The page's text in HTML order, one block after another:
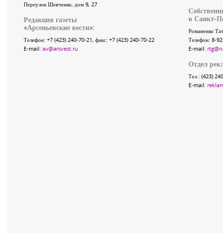
Переулок Шевченко, дом 9, 27
Редакция газеты
«Арсеньевские вести»:
Телефон: +7 (423) 240-70-21, факс: +7 (423) 240-70-22
E-mail: av@arsvest.ru
в Санкт-
Романенко
Телефон: 8-
E-mail:
Отдел
Тел.: (423)
E-mail: